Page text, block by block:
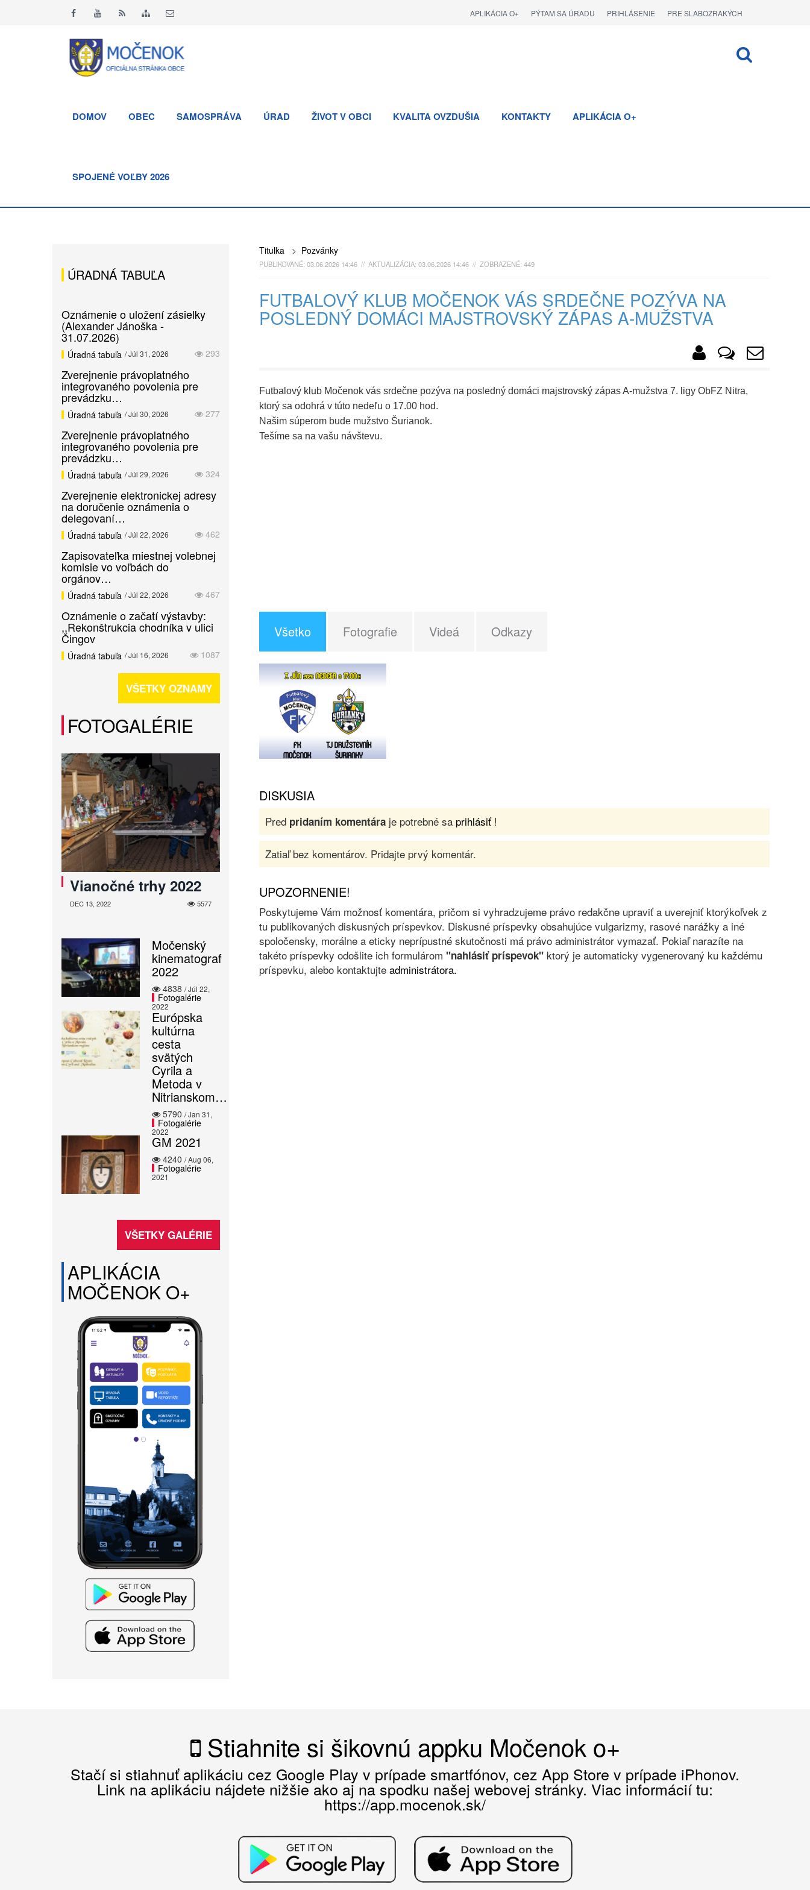
PRE SLABOZRAKÝCH
PRIHLÁSENIE
PÝTAM SA ÚRADU
APLIKÁCIA O+
DOMOV OBEC SAMOSPRÁVA ÚRAD ŽIVOT V OBCI KVALITA OVZDUŠIA KONTAKTY APLIKÁCIA O+
SPOJENÉ VOĽBY 2026
Titulka> Pozvánky
PUBLIKOVANÉ: 03.06.2026 14:46 // AKTUALIZÁCIA: 03.06.2026 14:46 // ZOBRAZENÉ: 449
FUTBALOVÝ KLUB MOČENOK VÁS SRDEČNE POZÝVA NA
POSLEDNÝ DOMÁCI MAJSTROVSKÝ ZÁPAS A-MUŽSTVA
Futbalový klub Močenok vás srdečne pozýva na posledný domáci majstrovský zápas A-mužstva 7. ligy ObFZ Nitra,
ktorý sa odohrá v túto nedeľu o 17.00 hod.
Našim súperom bude mužstvo Šurianok.
Tešíme sa na vašu návštevu.
Všetko Fotografie Videá Odkazy
DISKUSIA
Pred pridaním komentáraje potrebné sa prihlásiť!
Zatiaľ bez komentárov. Pridajte prvý komentár.
UPOZORNENIE!
Poskytujeme Vám možnosť komentára, pričom si vyhradzujeme právo redakčne upraviť a uverejniť ktorýkoľvek z
tu publikovaných diskusných príspevkov. Diskusné príspevky obsahujúce vulgarizmy, rasové narážky a iné
spoločensky, morálne a eticky neprípustné skutočnosti má právo administrátor vymazať. Pokiaľ narazíte na
takéto príspevky odošlite ich formulárom "nahlásiť príspevok"ktorý je automaticky vygenerovaný ku každému
príspevku, alebo kontaktujte administrátora.
ÚRADNÁ TABUĽA
Oznámenie o uložení zásielky
(Alexander Jánoška -
31.07.2026)
293
Úradná tabuľa / Júl 31, 2026
Zverejnenie právoplatného
integrovaného povolenia pre
prevádzku…
277
Úradná tabuľa / Júl 30, 2026
Zverejnenie právoplatného
integrovaného povolenia pre
prevádzku…
324
Úradná tabuľa / Júl 29, 2026
Zverejnenie elektronickej adresy
na doručenie oznámenia o
delegovaní…
462
Úradná tabuľa / Júl 22, 2026
Zapisovateľka miestnej volebnej
komisie vo voľbách do
orgánov…
467
Úradná tabuľa / Júl 22, 2026
Oznámenie o začatí výstavby:
,,Rekonštrukcia chodníka v ulici
Čingov
1087
Úradná tabuľa / Júl 16, 2026
VŠETKY OZNAMY
FOTOGALÉRIE
Vianočné trhy 2022
5577
DEC 13, 2022
Močenský
kinematograf
2022
4838
Fotogalérie
/ Júl 22,
2022
Európska
kultúrna
cesta
svätých
Cyrila a
Metoda v
Nitrianskom…
5790
Fotogalérie
/ Jan 31,
2022
GM 2021
4240
Fotogalérie
/ Aug 06,
2021
VŠETKY GALÉRIE
APLIKÁCIA
MOČENOK O+
Stiahnite si šikovnú appku Močenok o+
Stačí si stiahnuť aplikáciu cez Google Play v prípade smartfónov, cez App Store v prípade iPhonov.
Link na aplikáciu nájdete nižšie ako aj na spodku našej webovej stránky. Viac informácií tu:
https://app.mocenok.sk/